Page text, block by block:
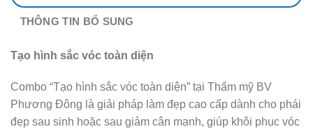
THÔNG TIN BỔ SUNG
Tạo hình sắc vóc toàn diện
Combo “Tạo hình sắc vóc toàn diện” tại Thẩm mỹ BV
Phương Đông là giải pháp làm đẹp cao cấp dành cho phái
đẹp sau sinh hoặc sau giảm cân mạnh, giúp khôi phục vóc